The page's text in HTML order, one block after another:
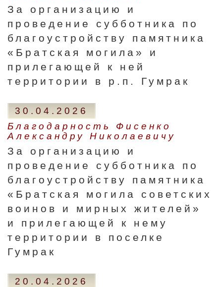
За организацию и
проведение субботника по
благоустройству памятника
«Братская могила» и
прилегающей к ней
территории в р.п. Гумрак
30.04.2026
Благодарность Фисенко
Александру Николаевичу
За организацию и
проведение субботника по
благоустройству памятника
«Братская могила советских
воинов и мирных жителей»
и прилегающей к нему
территории в поселке
Гумрак
20.04.2026